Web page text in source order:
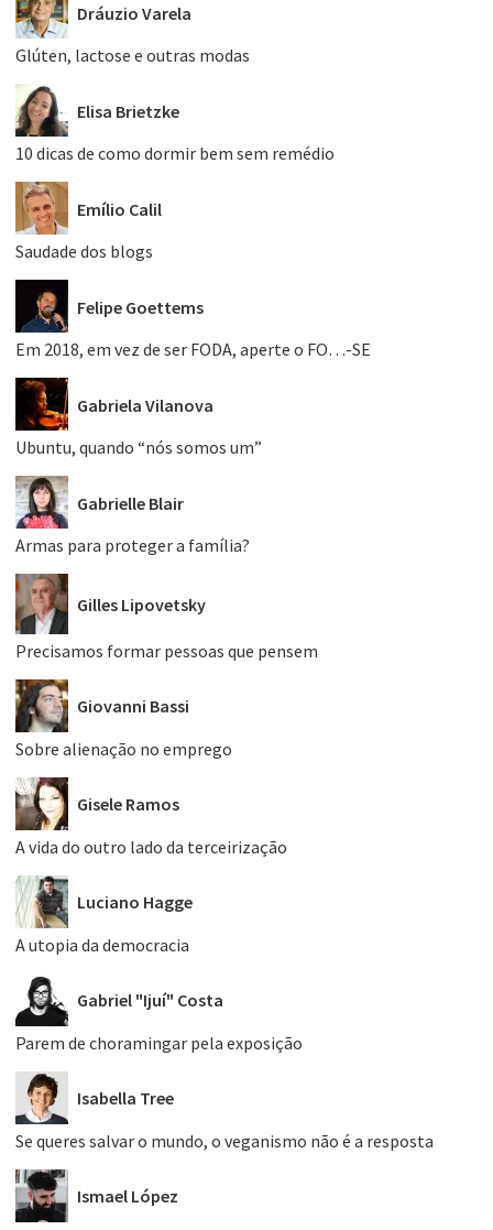
Dráuzio Varela
Glúten, lactose e outras modas
Elisa Brietzke
10 dicas de como dormir bem sem remédio
Emílio Calil
Saudade dos blogs
Felipe Goettems
Em 2018, em vez de ser FODA, aperte o FO…-SE
Gabriela Vilanova
Ubuntu, quando “nós somos um”
Gabrielle Blair
Armas para proteger a família?
Gilles Lipovetsky
Precisamos formar pessoas que pensem
Giovanni Bassi
Sobre alienação no emprego
Gisele Ramos
A vida do outro lado da terceirização
Luciano Hagge
A utopia da democracia
Gabriel "Ijuí" Costa
Parem de choramingar pela exposição
Isabella Tree
Se queres salvar o mundo, o veganismo não é a resposta
Ismael López